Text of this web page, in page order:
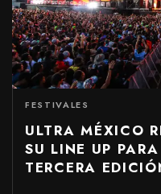
FESTIVALES
ULTRA MÉXICO
SU LINE UP
TERCERA